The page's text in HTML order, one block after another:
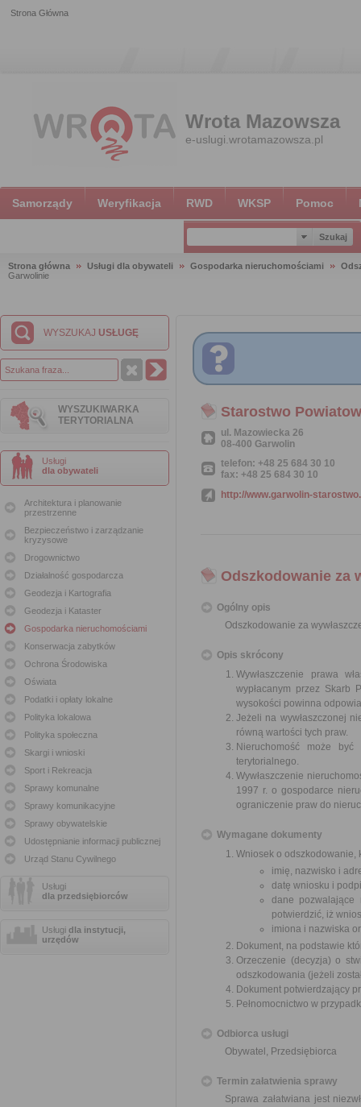
Strona Główna
Wrota Mazowsza
e-uslugi.wrotamazowsza.pl
Samorządy Weryfikacja RWD WKSP Pomoc
Strona główna Usługi dla obywateli Gospodarka nieruchomościami
Garwolinie
WYSZUKAJ USŁUGĘ
WYSZUKIWARKA
TERYTORIALNA
Usługi
dla obywateli
Architektura i planowanie
przestrzenne
Bezpieczeństwo i zarządzanie
kryzysowe
Drogownictwo
Działalność gospodarcza
Geodezja i Kartografia
Geodezja i Kataster
Gospodarka nieruchomościami
Konserwacja zabytków
Ochrona Środowiska
Oświata
Podatki i opłaty lokalne
Polityka lokalowa
Polityka społeczna
Skargi i wnioski
Sport i Rekreacja
Sprawy komunalne
Sprawy komunikacyjne
Sprawy obywatelskie
Udostępnianie informacji publicznej
Urząd Stanu Cywilnego
Usługi
dla przedsiębiorców
Usługi dla instytucji,
urzędów
Starostwo
ul. Mazowiecka 26
08-400 Garwolin
telefon: +48 25 684 30 10
fax: +48 25 684 30 10
http://www.garwolin-
Odszkodowanie za
Ogólny opis
Odszkodowanie za
Opis skrócony
Wywłaszczenie prawa
wypłacanym przez Skarb
wysokości powinna
Jeżeli na wywłaszczonej
równą wartości tych praw.
Nieruchomość może
terytorialnego.
Wywłaszczenie
1997 r. o gospodarce
ograniczenie praw do
Wymagane dokumenty
Wniosek o odszkodowanie,
imię, nazwisko i
datę wniosku i
dane pozwalające
potwierdzić, iż
imiona i nazwiska
Dokument, na podstawie
Orzeczenie (decyzja) o
odszkodowania (jeżeli
Dokument potwierdzający
Pełnomocnictwo w
Odbiorca usługi
Obywatel, Przedsiębiorca
Termin załatwienia sprawy
Sprawa załatwiana jest